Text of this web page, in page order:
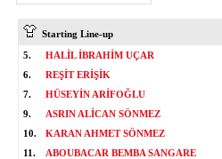
Starting Line-up
5.
HALİL İBRAHİM UÇAR
6.
REŞİT ERİŞİK
7.
HÜSEYİN ARİFOĞLU
9.
ASRIN ALİCAN SÖNMEZ
10.
KARAN AHMET SÖNMEZ
11.
ABOUBACAR BEMBA SANGARE